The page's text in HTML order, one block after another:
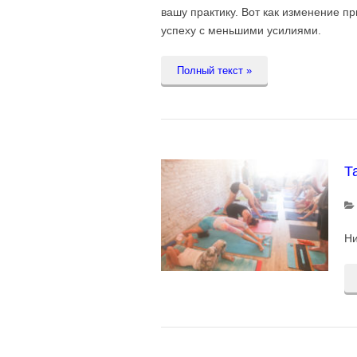
вашу практику. Вот как изменение
успеху с меньшими усилиями.
Полный текст »